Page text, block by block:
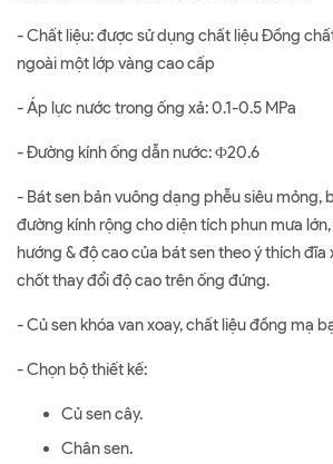
- Chất liệu: được sử dụng chất liệu Đồng
ngoài một lớp vàng cao cấp
- Áp lực nước trong ống xả: 0.1-0.5 MPa
- Đường kính ống dẫn nước: Φ20.6
- Bát sen bản vuông dạng phễu siêu mỏng,
đường kính rộng cho diện tích phun mưa
hướng & độ cao của bát sen theo ý thích đĩa
chốt thay đổi độ cao trên ống đứng.
- Củ sen khóa van xoay, chất liệu đồng mạ
- Chọn bộ thiết kế:
Củ sen cây.
Chân sen.